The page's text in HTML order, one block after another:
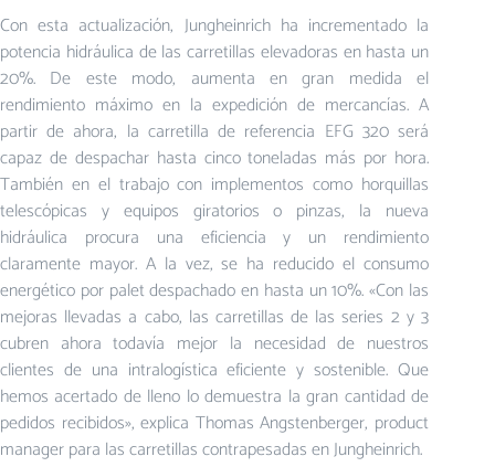
Con esta actualización, Jungheinrich ha incrementado la
potencia hidráulica de las carretillas elevadoras en hasta un
20%. De este modo, aumenta en gran medida el
rendimiento máximo en la expedición de mercancías. A
partir de ahora, la carretilla de referencia EFG 320 será
capaz de despachar hasta cinco toneladas más por hora.
También en el trabajo con implementos como horquillas
telescópicas y equipos giratorios o pinzas, la nueva
hidráulica procura una eficiencia y un rendimiento
claramente mayor. A la vez, se ha reducido el consumo
energético por palet despachado en hasta un 10%. «Con las
mejoras llevadas a cabo, las carretillas de las series 2 y 3
cubren ahora todavía mejor la necesidad de nuestros
clientes de una intralogística eficiente y sostenible. Que
hemos acertado de lleno lo demuestra la gran cantidad de
pedidos recibidos», explica Thomas Angstenberger, product
manager para las carretillas contrapesadas en Jungheinrich.